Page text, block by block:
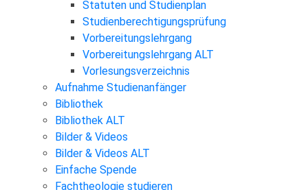
Statuten und Studienplan
Studienberechtigungsprüfung
Vorbereitungslehrgang
Vorbereitungslehrgang ALT
Vorlesungsverzeichnis
Aufnahme Studienanfänger
Bibliothek
Bibliothek ALT
Bilder & Videos
Bilder & Videos ALT
Einfache Spende
Fachtheologie studieren